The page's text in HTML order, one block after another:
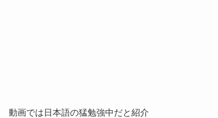
動画では日本語の猛勉強中だと紹介